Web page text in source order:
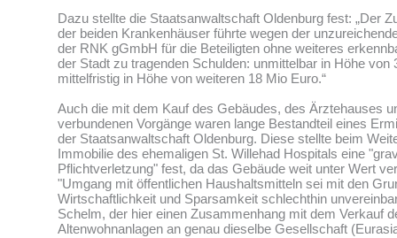
Dazu stellte die Staatsanwaltschaft Oldenburg fest: „Der
der beiden Krankenhäuser führte wegen der
der RNK gGmbH für die Beteiligten ohne weiteres
der Stadt zu tragenden Schulden: unmittelbar in Höhe von
mittelfristig in Höhe von weiteren 18 Mio Euro.“
Auch die mit dem Kauf des Gebäudes, des Ärztehauses
verbundenen Vorgänge waren lange Bestandteil eines
der Staatsanwaltschaft Oldenburg. Diese stellte beim
Immobilie des ehemaligen St. Willehad Hospitals eine
Pflichtverletzung" fest, da das Gebäude weit unter Wert
"Umgang mit öffentlichen Haushaltsmitteln sei mit den
Wirtschaftlichkeit und Sparsamkeit schlechthin
Schelm, der hier einen Zusammenhang mit dem Verkauf
Altenwohnanlagen an genau dieselbe Gesellschaft